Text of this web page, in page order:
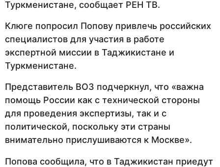
Туркменистане, сообщает РЕН ТВ.
Клюге попросил Попову привлечь российских
специалистов для участия в работе
экспертной миссии в Таджикистане и
Туркменистане.
Представитель ВОЗ подчеркнул, что «важна
помощь России как с технической стороны
для проведения экспертизы, так и с
политической, поскольку эти страны
внимательно прислушиваются к Москве».
Попова сообщила, что в Таджикистан приедут